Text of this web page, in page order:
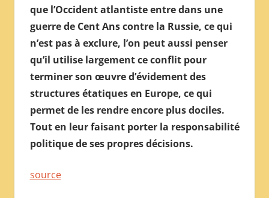
que l’Occident atlantiste entre dans une
guerre de Cent Ans contre la Russie, ce qui
n’est pas à exclure, l’on peut aussi penser
qu’il utilise largement ce conflit pour
terminer son œuvre d’évidement des
structures étatiques en Europe, ce qui
permet de les rendre encore plus dociles.
Tout en leur faisant porter la responsabilité
politique de ses propres décisions.
source